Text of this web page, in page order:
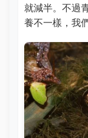
就減半。不過
養不一樣，我